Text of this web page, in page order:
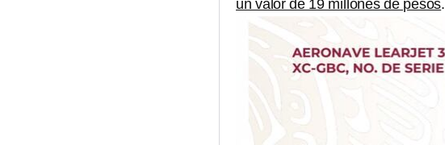
un valor de 19 millones de pesos.